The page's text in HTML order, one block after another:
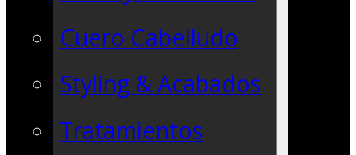
Cuero Cabelludo
Styling & Acabados
Tratamientos